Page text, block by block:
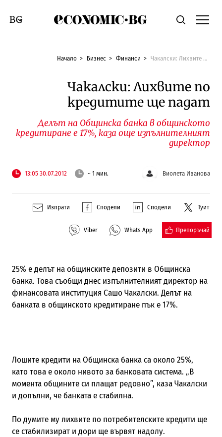
Economic.bgТърсене
Смяна на език
Начало Бизнес Финанси Чакалски: Лихвите по кредитите ще падат
Чакалски: Лихвите по
кредитите ще падат
Делът на Общинска банка в общинското
кредитиране е 17%, каза още изпълнителният
директор
13:05 30.07.2012 ~ 1 мин. Виолета Иванова
Изпрати Сподели Сподели Туит
Viber Whats App Препоръчай
25% е делът на общинските депозити в Общинска
банка. Това съобщи днес изпълнителният директор на
финансовата институция Сашо Чакалски. Делът на
банката в общинското кредитиране пък е 17%.
Лошите кредити на Общинска банка са около 25%,
като това е около нивото за банковата система. „В
момента общините си плащат редовно”, каза Чакалски
и допълни, че банката е стабилна.
По думите му лихвите по потребителските кредити ще
се стабилизират и дори ще вървят надолу.